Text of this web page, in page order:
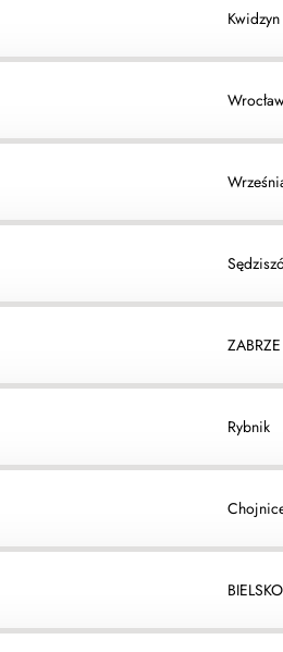
Kwidzyn
ZABRZE
Rybnik